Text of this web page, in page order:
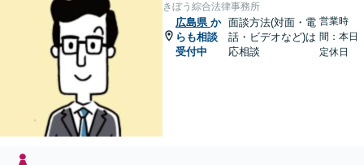
きぼう綜合法律事務所
広島県 か
らも相談
受付中
面談方法(対面・電
話・ビデオなど)は
応相談
営業時
間：本日
定休日